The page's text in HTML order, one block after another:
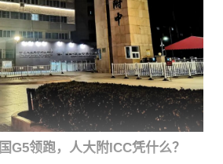
G5领跑，人大附ICC凭什么？